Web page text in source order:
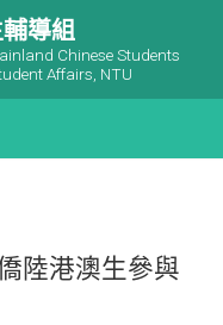
導組
Chinese Students
Affairs, NTU
陸港澳生參與